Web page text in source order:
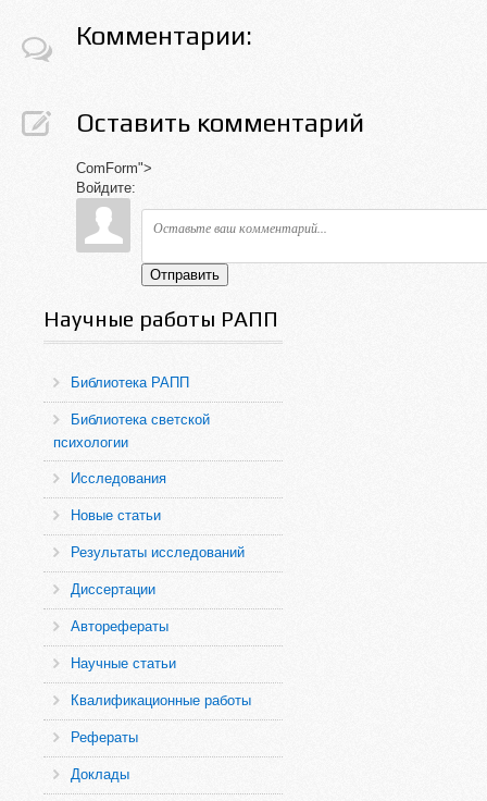
Комментарии:
Оставить комментарий
ComForm">
Войдите:
Отправить
Научные работы РАПП
Библиотека РАПП
Библиотека светской
психологии
Исследования
Новые статьи
Результаты исследований
Диссертации
Авторефераты
Научные статьи
Квалификационные работы
Рефераты
Доклады